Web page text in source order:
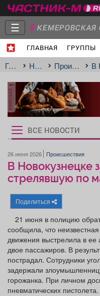
☰ КЕМЕРОВСКАЯ
ГЛАВНАЯ ГРУППЫ
Главная
Объявления
Работа
Афиша
Товары
ГлавнаяНовостиПроисшествия
реклама
Рукбрики
новостей
ВСЕ НОВОСТИ
26 июня 2026 Происшествия
В Новокузнецке
стрелявшую по
Поделиться
21 июня в полицию
сообщила, что
движения выстрелила в ее
двое пассажиров. В
пострадал. Сотрудники
задержали
горожанка. При личном
пневматических пистолета.